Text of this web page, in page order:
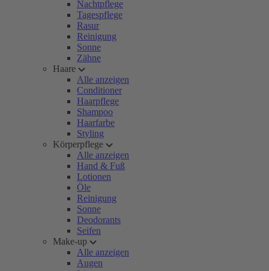
Nachtpflege
Tagespflege
Rasur
Reinigung
Sonne
Zähne
Haare
Alle anzeigen
Conditioner
Haarpflege
Shampoo
Haarfarbe
Styling
Körperpflege
Alle anzeigen
Hand & Fuß
Lotionen
Öle
Reinigung
Sonne
Deodorants
Seifen
Make-up
Alle anzeigen
Augen